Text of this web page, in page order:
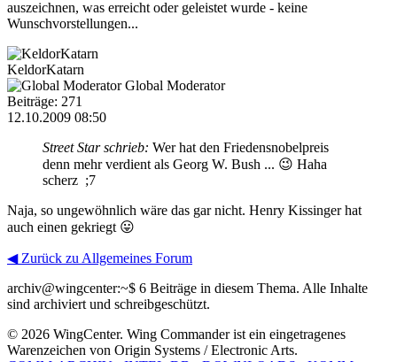
auszeichnen, was erreicht oder geleistet wurde - keine
Wunschvorstellungen...
KeldorKatarn
Global Moderator
Beiträge: 271
12.10.2009 08:50
Street Star schrieb: Wer hat den Friedensnobelpreis
denn mehr verdient als Georg W. Bush ... 😉 Haha
scherz ;7
Naja, so ungewöhnlich wäre das gar nicht. Henry Kissinger hat
auch einen gekriegt 😛
◀ Zurück zu Allgemeines Forum
archiv@wingcenter:~$ 6 Beiträge in diesem Thema. Alle Inhalte
sind archiviert und schreibgeschützt.
© 2026 WingCenter. Wing Commander ist ein eingetragenes
Warenzeichen von Origin Systems / Electronic Arts.